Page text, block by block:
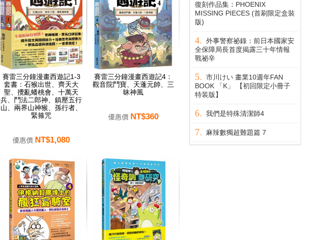
賽雷三分鐘漫畫西遊記1-3
套書：石猴出世、齊天大
聖、攪亂蟠桃會、十萬天
兵、鬥法二郎神、鎮壓五行
山、兩界山神猴、孫行者、
緊箍咒
優惠價 NT$1,080
賽雷三分鐘漫畫西遊記4：
觀音院鬥寶、天蓬元帥、三
昧神風
優惠價 NT$360
復刻作品集：PHOENIX
MISSING PIECES (首刷限定盒裝
版)
外事警察祕錄：前日本國家安
全保障局長首度揭露三十年情報
戰祕辛
市川けい 畫業10週年FAN
BOOK 「K」 【初回限定小冊子
特装版】
我們是特殊清潔師4
麻辣數獨超難題篇 7